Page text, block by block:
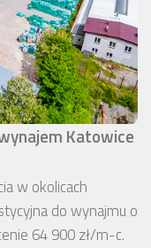
Katowice
w okolicach
do wynajmu o
64 900 zł/m-c.